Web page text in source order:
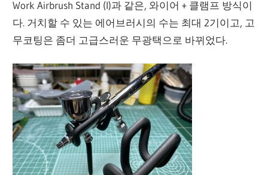
Work Airbrush Stand (I)과 같은, 와이어 + 클램프 방식이
다. 거치할 수 있는 에어브러시의 수는 최대 2기이고, 고
무코팅은 좀더 고급스러운 무광택으로 바뀌었다.